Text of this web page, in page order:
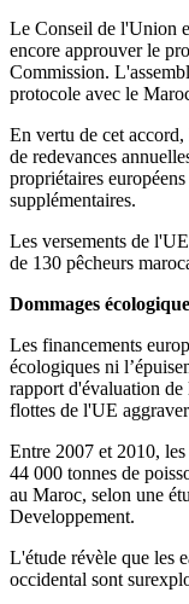
Le Conseil de l'Union
encore approuver le
Commission.
protocole avec le
En vertu de cet
de redevances
propriétaires
supplémentaires.
Les versements de
de 130 pêcheurs
Dommages
Les financements
écologiques ni
rapport d'évaluation de
flottes de l'UE
Entre 2007 et 2010,
44 000 tonnes de
au Maroc, selon une
Developpement.
L'étude révèle que les
occidental sont